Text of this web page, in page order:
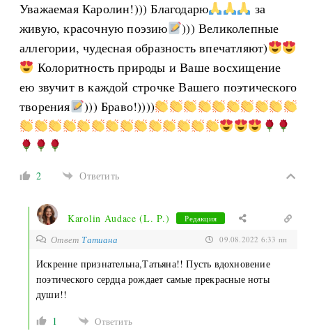
Уважаемая Каролин!))) Благодарю
за
живую, красочную поэзию
))) Великолепные
аллегории, чудесная образность впечатляют)
Колоритность природы и Ваше восхищение
ею звучит в каждой строчке Вашего поэтического
творения
))) Браво!))))
2 Ответить
Karolin Audace (L. P.) Редакция
Ответ Татиана 09.08.2022 6:33 пп
Искренне признательна,Татьяна!! Пусть вдохновение
поэтического сердца рождает самые прекрасные ноты
души!!
1
Ответить